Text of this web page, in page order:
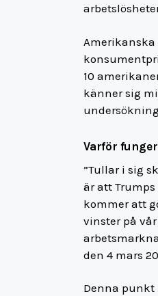
Amerikanska
10
känner sig
Varför
”Tullar i sig
är att
kommer att
vinster på vår
den 4 mars
Denna punkt